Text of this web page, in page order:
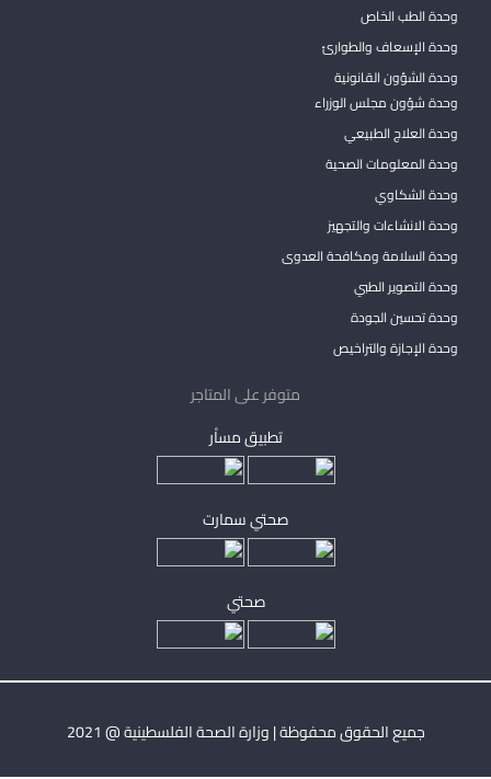
وحدة الطب الخاص
وحدة الإسعاف والطوارئ
وحدة الشؤون القانونية
وحدة شؤون مجلس الوزراء
وحدة العلاج الطبيعي
وحدة المعلومات الصحية
وحدة الشكاوي
وحدة الانشاءات والتجهيز
وحدة السلامة ومكافحة العدوى
وحدة التصوير الطبي
وحدة تحسين الجودة
وحدة الإجازة والتراخيص
متوفر على المتاجر
تطبيق مساْر
صحتي سمارت
صحتي
جميع الحقوق محفوظة | وزارة الصحة الفلسطينية @ 2021